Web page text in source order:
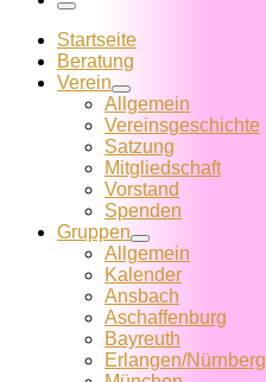
Menü
Startseite
Beratung
Verein
Allgemein
Vereins­geschichte
Satzung
Mitglied­schaft
Vorstand
Spenden
Gruppen
Allgemein
Kalender
Ansbach
Aschaffenburg
Bayreuth
Erlangen/Nürnberg